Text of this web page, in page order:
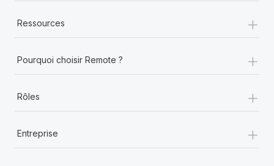
Ressources +
Pourquoi choisir Remote ? +
Rôles +
Entreprise +